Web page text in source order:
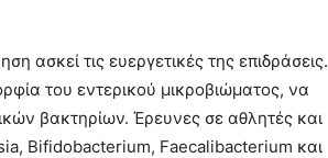
τις ευεργετικές της επιδράσεις.
του εντερικού μικροβιώματος, να
βακτηρίων. Έρευνες σε αθλητές και
Bifidobacterium, Faecalibacterium και